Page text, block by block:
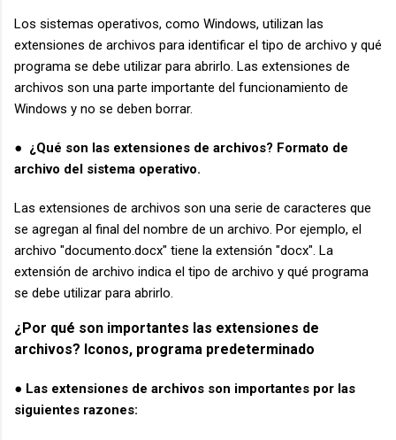
Los sistemas operativos, como Windows, utilizan las
extensiones de archivos para identificar el tipo de archivo y qué
programa se debe utilizar para abrirlo. Las extensiones de
archivos son una parte importante del funcionamiento de
Windows y no se deben borrar.
● ¿Qué son las extensiones de archivos? Formato de
archivo del sistema operativo.
Las extensiones de archivos son una serie de caracteres que
se agregan al final del nombre de un archivo. Por ejemplo, el
archivo "documento.docx" tiene la extensión "docx". La
extensión de archivo indica el tipo de archivo y qué programa
se debe utilizar para abrirlo.
¿Por qué son importantes las extensiones de
archivos? Iconos, programa predeterminado
● Las extensiones de archivos son importantes por las
siguientes razones: